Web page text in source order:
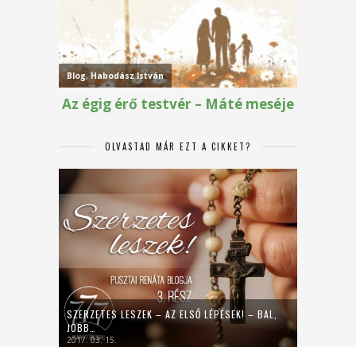
OLVASTAD MÁR EZT A CIKKET?
SZERZETES LESZEK – AZ ELSŐ LÉPÉSEK! – BAL,
JOBB…
2017. 03. 15.